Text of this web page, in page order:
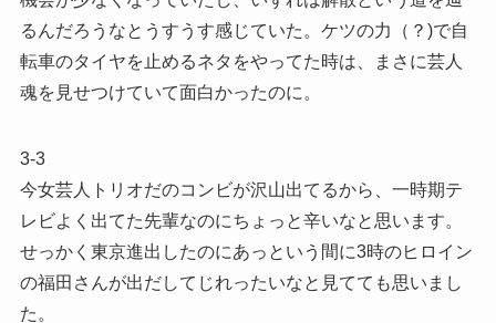
るんだろうなとうすうす感じていた。ケツの力（？)で自
転車のタイヤを止めるネタをやってた時は、まさに芸人
魂を見せつけていて面白かったのに。
3-3
今女芸人トリオだのコンビが沢山出てるから、一時期テ
レビよく出てた先輩なのにちょっと辛いなと思います。
せっかく東京進出したのにあっという間に3時のヒロイン
の福田さんが出だしてじれったいなと見てても思いまし
た。